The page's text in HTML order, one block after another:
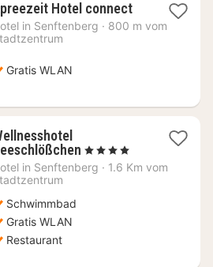
Hotel connect1
Nacht
in Senftenberg · 800 m vom
Gratis WLAN
1
Nacht
ab
, 4 Sterne
in Senftenberg · 1.6 Km vom
Schwimmbad
Gratis WLAN
Restaurant